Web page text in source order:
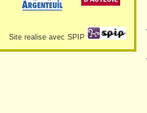
Site realise avec SPIP